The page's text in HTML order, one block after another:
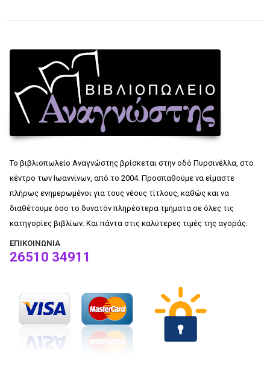
Το βιβλιοπωλείο Αναγνώστης βρίσκεται στην οδό Πυρσινέλλα, στο
κέντρο των Ιωαννίνων, από το 2004. Προσπαθούμε να είμαστε
πλήρως ενημερωμένοι για τους νέους τίτλους, καθώς και να
διαθέτουμε όσο το δυνατόν πληρέστερα τμήματα σε όλες τις
κατηγορίες βιβλίων. Και πάντα στις καλύτερες τιμές της αγοράς.
ΕΠΙΚΟΙΝΩΝΊΑ
26510 34911